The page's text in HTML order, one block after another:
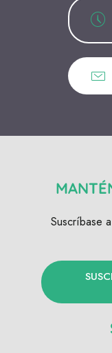
Suscríbase